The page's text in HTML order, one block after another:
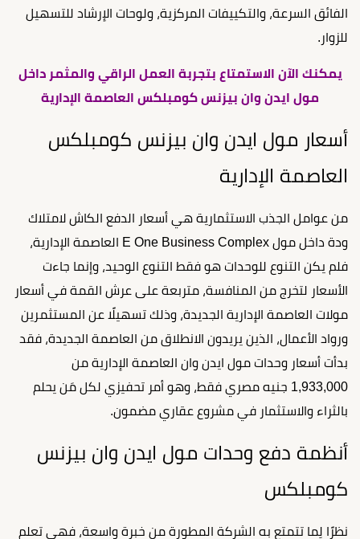
الفائق السرعة، والتكييفات المركزية، ولوحات الإرشاد للتسهيل
للزوار.
يمكنك الآن الاستمتاع بتجربة العمل الراقي والمثمر داخل
مول ايدن وان بيزنس كومبلكس العاصمة الإدارية
أسعار مول ايدن وان بيزنس كومبلكس
العاصمة الإدارية
من عوامل الجذب الاستثمارية هي أسعار الدفع الكاش لامتلاك
ودة داخل مول E One Business Complex العاصمة الإدارية،
فلم يكن التنوع للوحدات هو فقط التنوع الوحيد، وإنما جاءت
الأسعار لتخرج من المنافسة، متربعة على عرش القمة في أسعار
مولات العاصمة الإدارية الجديدة، وذلك تسهيلًا عن المستثمرين
ورواد الأعمال، الذين يريدون الانطلاق من العاصمة الجديدة، فقد
بدأت أسعار وحدات مول ايدن وان العاصمة الإدارية من
1,933,000 جنيه مصري فقط، وهو أمر تحفيزي لكل مَن يحلم
بالثراء والاستثمار في مشروع عقاري مضمون.
أنظمة دفع وحدات مول ايدن وان بيزنس
كومبلكس
نظرًا لِما تتمتع به الشركة المطورة من خبرة واسعة، فهي تعلم